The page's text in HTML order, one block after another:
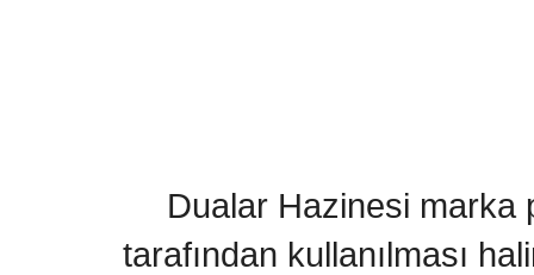
Dualar Hazinesi marka
tarafından kullanılması